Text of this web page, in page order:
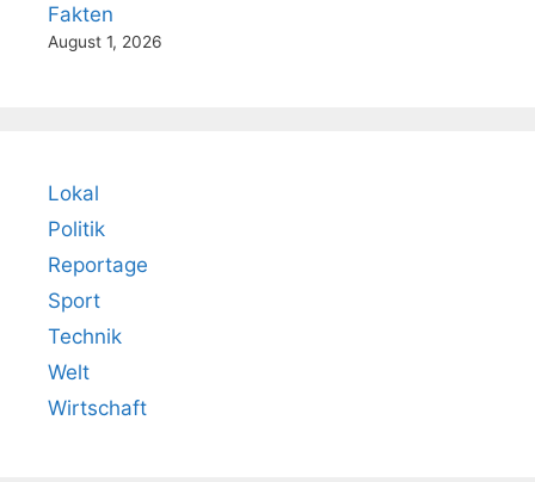
Fakten
August 1, 2026
Lokal
Politik
Reportage
Sport
Technik
Welt
Wirtschaft